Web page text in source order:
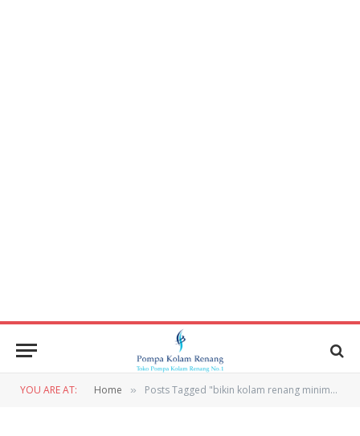
YOU ARE AT: Home » Posts Tagged "bikin kolam renang minimalis atau buat kolam renang minimalis di rumah"